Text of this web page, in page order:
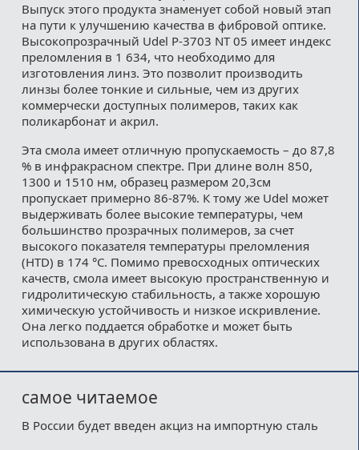
Медиакит
Контакты
Выпуск этого продукта знаменует собой новый этап
на пути к улучшению качества в фибровой оптике.
Высокопрозрачный Udel P-3703 NT 05 имеет индекс
преломления в 1 634, что необходимо для
изготовления линз. Это позволит производить
линзы более тонкие и сильные, чем из других
коммерчески доступных полимеров, таких как
поликарбонат и акрил.
Эта смола имеет отличную пропускаемость – до 87,8
% в инфракрасном спектре. При длине волн 850,
1300 и 1510 нм, образец размером 20,3см
пропускает примерно 86-87%. К тому же Udel может
выдерживать более высокие температуры, чем
большинство прозрачных полимеров, за счет
высокого показателя температуры преломления
(HTD) в 174 °С. Помимо превосходных оптических
качеств, смола имеет высокую пространственную и
гидролитическую стабильность, а также хорошую
химическую устойчивость и низкое искривление.
Она легко поддается обработке и может быть
использована в других областях.
самое читаемое
В России будет введен акциз на импортную сталь